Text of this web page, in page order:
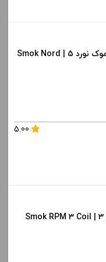
کارتریج خالی ویپ اسموک نورد 5 | Smok Nord
5.00